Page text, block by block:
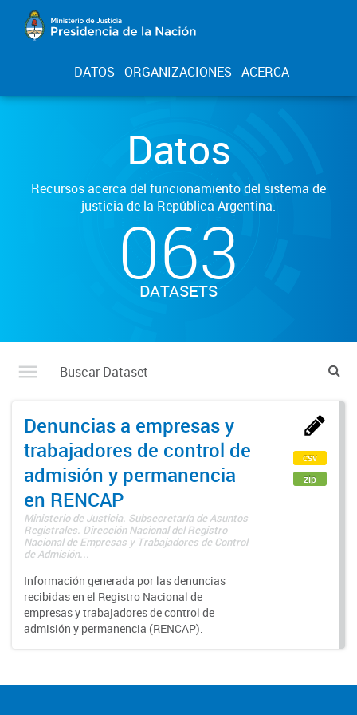
DATOS ORGANIZACIONES ACERCA
Datos
Recursos acerca del funcionamiento del sistema de
justicia de la República Argentina.
063
DATASETS
Denuncias a empresas y
trabajadores de control de
admisión y permanencia
en RENCAP
Ministerio de Justicia. Subsecretaría de Asuntos
Registrales. Dirección Nacional del Registro
Nacional de Empresas y Trabajadores de Control
de Admisión...
Información generada por las denuncias
recibidas en el Registro Nacional de
empresas y trabajadores de control de
admisión y permanencia (RENCAP).
csv
zip